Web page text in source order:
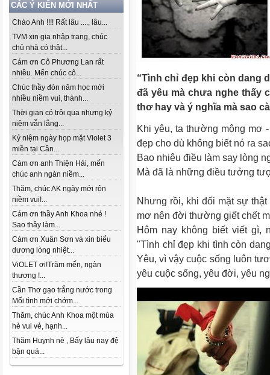
CÁC Ý KIẾN MỚI NHẤT
Chào Anh !!!! Rất lâu ...., lâu...
TVM xin gia nhập trang, chúc
chủ nhà có thật...
Cám ơn Cô Phương Lan rất
nhiều. Mến chúc cô...
Chúc thầy đón năm học mới
nhiều niềm vui, thành...
Thời gian có trôi qua nhưng kỷ
niệm vẫn lắng...
Kỷ niệm ngày họp mặt Violet 3
miền tại Cần...
Cám ơn anh Thiện Hải, mến
chúc anh ngàn niềm...
Thăm, chúc AK ngày mới rộn
niềm vui!...
Cám ơn thầy Anh Khoa nhé !
Sao thầy làm...
Cám ơn Xuân Sơn và xin biểu
dương lòng nhiệt...
ViOLET ơi!Trăm mến, ngàn
thương !...
Cần Thơ gạo trắng nước trong
Mối tình mới chớm...
Thăm, chúc Anh Khoa một mùa
hè vui vẻ, hạnh...
Thăm Huynh nè , Bấy lâu nay đệ
bận quá...
“Tình chỉ đẹp khi còn dang
đã yêu mà chưa nghe thấy
thơ hay và ý nghĩa mà sao
Khi yêu, ta thường mộng mơ
đẹp cho dù không biết nó ra
Bao nhiêu điều làm say lòng
Mà đã là những điều tưởng
Nhưng rồi, khi đối mặt sự
mơ nên đời thường giết chết
Hôm nay không biết viết gì,
"Tình chỉ đẹp khi tình còn
Yêu, vì vậy cuộc sống luôn
yêu cuộc sống, yêu đời, yêu